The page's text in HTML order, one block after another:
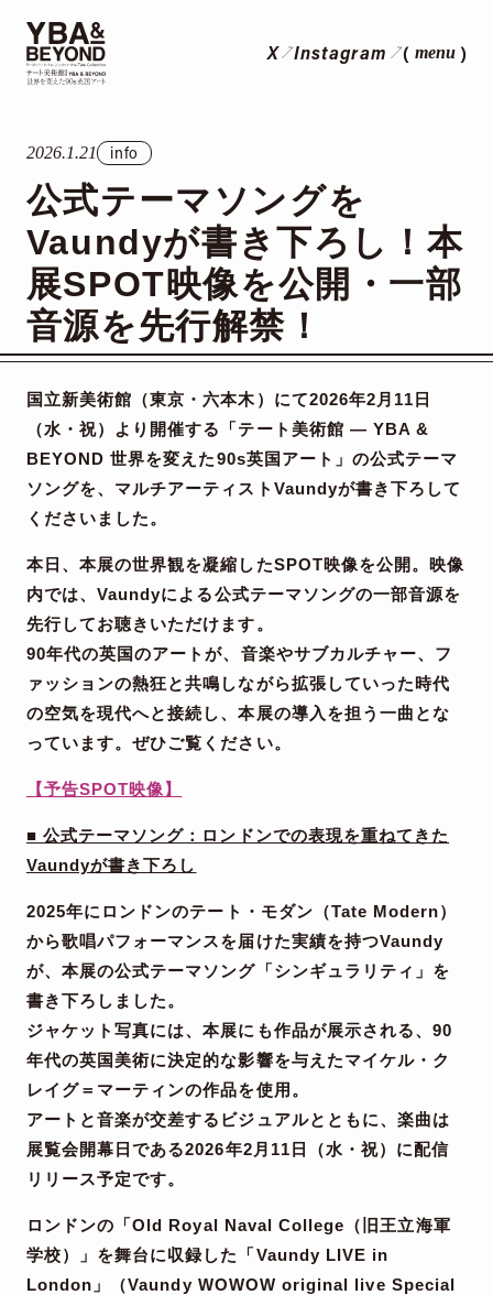
X Instagram menu
2026.1.21 info
公式テーマソングを
Vaundyが書き下ろし！本
展SPOT映像を公開・一部
音源を先行解禁！
国立新美術館（東京・六本木）にて2026年2月11日
（水・祝）より開催する「テート美術館 ― YBA &
BEYOND 世界を変えた90s英国アート」の公式テーマ
ソングを、マルチアーティスト Vaundyが書き下ろして
くださいました。
本日、本展の世界観を凝縮したSPOT映像を公開。映像
内では、Vaundyによる公式テーマソングの一部音源を
先行してお聴きいただけます。
90年代の英国のアートが、音楽やサブカルチャー、フ
ァッションの熱狂と共鳴しながら拡張していった時代
の空気を現代へと接続し、本展の導入を担う一曲とな
っています。ぜひご覧ください。
【予告SPOT映像】
■ 公式テーマソング：ロンドンでの表現を重ねてきた
Vaundyが書き下ろし
2025年にロンドンのテート・モダン（Tate Modern）
から歌唱パフォーマンスを届けた実績を持つVaundy
が、本展の公式テーマソング「シンギュラリティ」を
書き下ろしました。
ジャケット写真には、本展にも作品が展示される、90
年代の英国美術に決定的な影響を与えたマイケル・ク
レイグ＝マーティンの作品を使用。
アートと音楽が交差するビジュアルとともに、楽曲は
展覧会開幕日である2026年2月11日（水・祝）に配信
リリース予定です。
ロンドンの「Old Royal Naval College（旧王立海軍
学校）」を舞台に収録した「Vaundy LIVE in
London」（Vaundy WOWOW original live Special